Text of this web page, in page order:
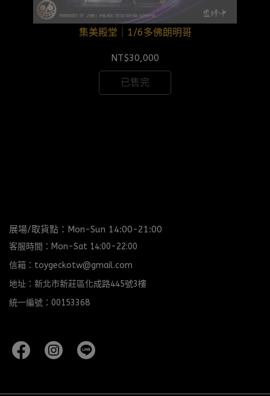
集美殿堂｜1/6多佛朗明哥
NT$30,000
已售完
展場/取貨點：Mon-Sun 14:00-21:00
客服時間：Mon-Sat 14:00-22:00
信箱：toygeckotw@gmail.com
地址：新北市新莊區化成路445號3樓
統一編號：00153368